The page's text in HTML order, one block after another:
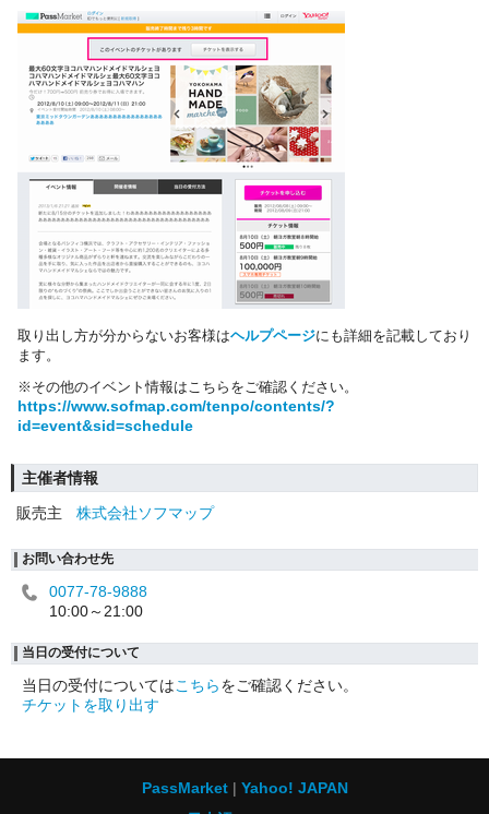
取り出し方が分からないお客様はヘルプページにも詳細を記載しており
ます。
※その他のイベント情報はこちらをご確認ください。
https://www.sofmap.com/tenpo/contents/?
id=event&sid=schedule
主催者情報
販売主
株式会社ソフマップ
お問い合わせ先
0077-78-9888
10:00～21:00
当日の受付について
当日の受付についてはこちらをご確認ください。
チケットを取り出す
PassMarket
Yahoo! JAPAN